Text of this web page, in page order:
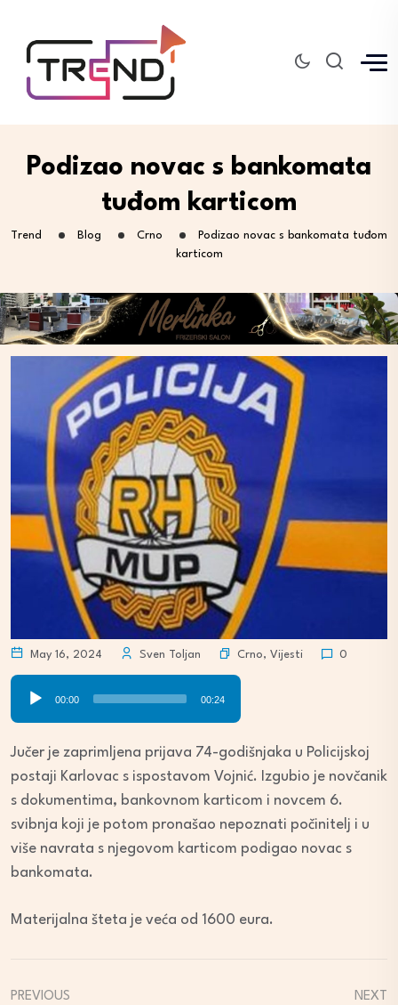
Podizao novac s bankomata
tuđom karticom
Trend Blog Crno
Podizao novac s bankomata tuđom
karticom
May 16, 2024 Sven Toljan Crno, Vijesti 0
Audio
Player
00:00 00:24
Jučer je zaprimljena prijava 74-godišnjaka u Policijskoj
postaji Karlovac s ispostavom Vojnić. Izgubio je novčanik
s dokumentima, bankovnom karticom i novcem 6.
svibnja koji je potom pronašao nepoznati počinitelj i u
više navrata s njegovom karticom podigao novac s
bankomata.
Materijalna šteta je veća od 1600 eura.
PREVIOUS
NEXT